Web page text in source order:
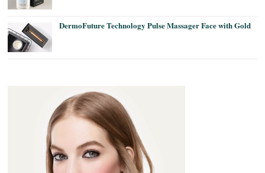
DermoFuture Technology Pulse Massager Face with Gold